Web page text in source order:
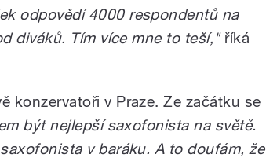
odpovědí 4000 respondentů na
diváků. Tím více mne to teší," říká
konzervatoři v Praze. Ze začátku se
být nejlepší saxofonista na světě.
v baráku. A to doufám, že